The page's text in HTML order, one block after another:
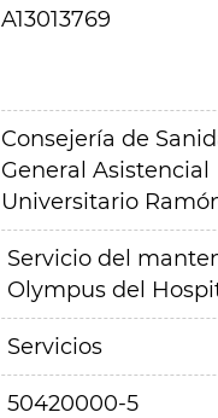
A13013769
Consejería de
General Asistencial
Universitario
Servicio del
Olympus del
Servicios
50420000-5